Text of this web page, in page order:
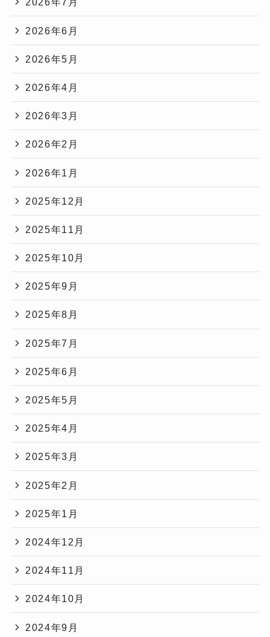
2026年6月
2026年5月
2026年4月
2026年3月
2026年2月
2026年1月
2025年12月
2025年11月
2025年10月
2025年9月
2025年8月
2025年7月
2025年6月
2025年5月
2025年4月
2025年3月
2025年2月
2025年1月
2024年12月
2024年11月
2024年10月
2024年9月